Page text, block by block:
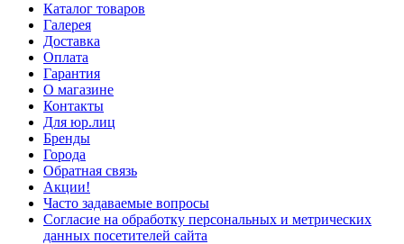
Каталог товаров
Галерея
Доставка
Оплата
Гарантия
О магазине
Контакты
Для юр.лиц
Бренды
Города
Обратная связь
Акции!
Часто задаваемые вопросы
Согласие на обработку персональных и метрических
данных посетителей сайта